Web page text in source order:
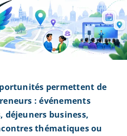
permettent de
: événements
business,
thématiques ou